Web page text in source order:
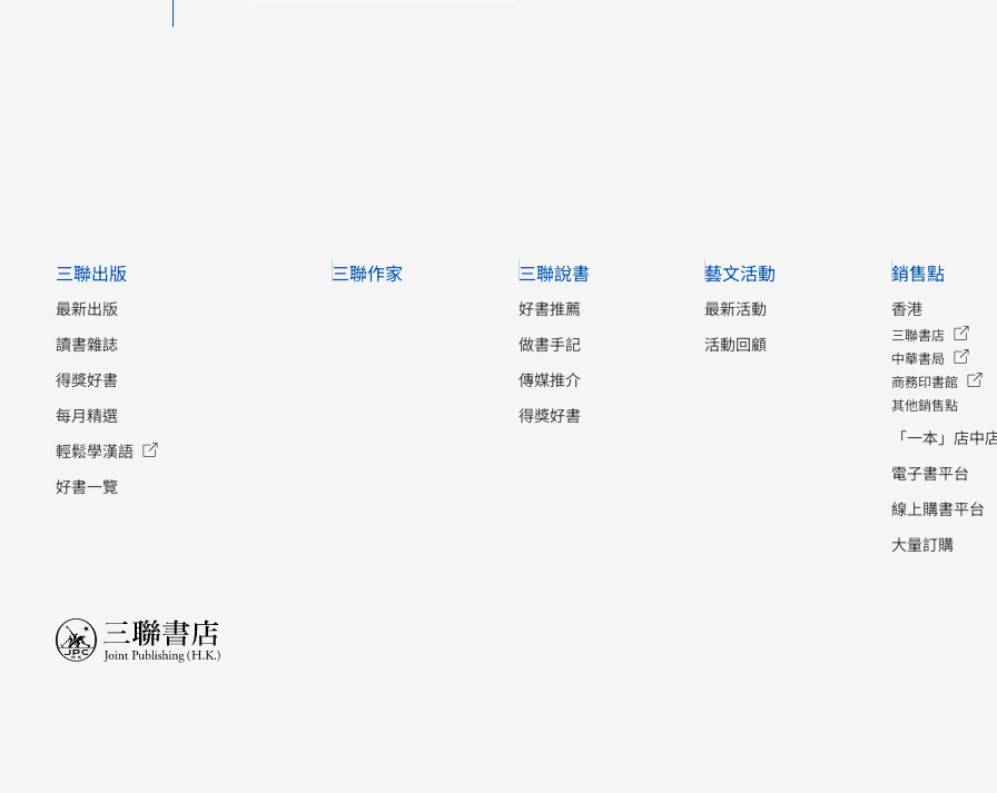
三聯出版
最新出版
讀書雜誌
得獎好書
每月精選
輕鬆學漢語
好書一覽
三聯作家 三聯說書
好書推薦
做書手記
傳媒推介
得獎好書
藝文活動
最新活動
活動回顧
銷售點
香港
三聯書店
中華書局
商務印書館
其他銷售點
「一本」店中
電子書平台
線上購書平台
大量訂購